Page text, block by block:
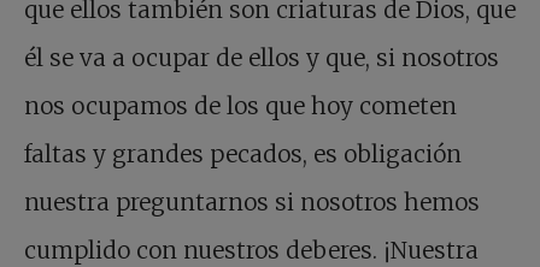
que ellos también son criaturas de Dios, que
él se va a ocupar de ellos y que, si nosotros
nos ocupamos de los que hoy cometen
faltas y grandes pecados, es obligación
nuestra preguntarnos si nosotros hemos
cumplido con nuestros deberes. ¡Nuestra